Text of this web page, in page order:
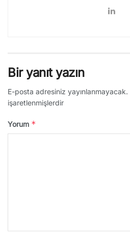
Bir yanıt yazın
E-posta adresiniz yayınlanmayacak.
işaretlenmişlerdir
Yorum *